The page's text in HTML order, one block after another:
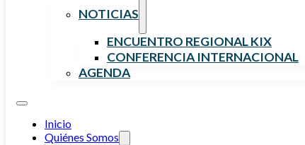
NOTICIAS
ENCUENTRO REGIONAL KIX
CONFERENCIA INTERNACIONAL
AGENDA
Inicio
Quiénes Somos